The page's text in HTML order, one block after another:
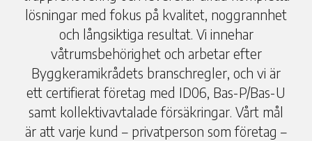
lösningar med fokus på kvalitet, noggrannhet
och långsiktiga resultat. Vi innehar
våtrumsbehörighet och arbetar efter
Byggkeramikrådets branschregler, och vi är
ett certifierat företag med ID06, Bas-P/Bas-U
samt kollektivavtalade försäkringar. Vårt mål
är att varje kund – privatperson som företag –